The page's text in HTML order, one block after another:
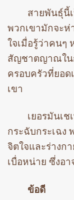
สายพันธุ์นี้
พวกเขามักจะ
ใจเมื่อรู้ว่าคนๆ
สัญชาตญาณใน
ครอบครัวที่ยอด
เขา
เยอรมันเ
กระฉับกระเฉง
จิตใจและร่างก
เบื่อหน่าย ซึ่งอ
ข้อดี